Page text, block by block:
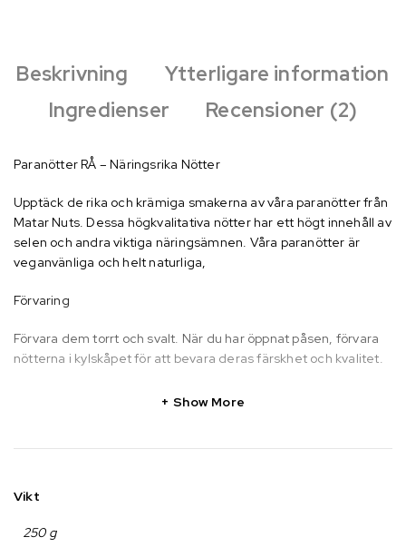
Beskrivning
Ytterligare information
Ingredienser
Recensioner (2)
Paranötter RÅ – Näringsrika Nötter
Upptäck de rika och krämiga smakerna av våra paranötter från
Matar Nuts. Dessa högkvalitativa nötter har ett högt innehåll av
selen och andra viktiga näringsämnen. Våra paranötter är
veganvänliga och helt naturliga,
Förvaring
Förvara dem torrt och svalt. När du har öppnat påsen, förvara
nötterna i kylskåpet för att bevara deras färskhet och kvalitet.
Show More
Vikt
250 g